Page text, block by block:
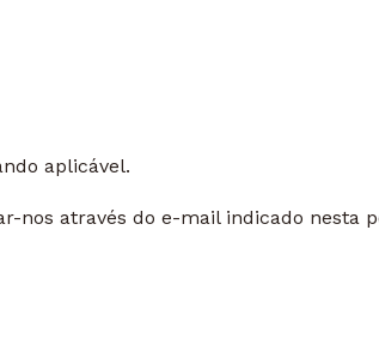
aplicável.
nos através do e-mail indicado nesta